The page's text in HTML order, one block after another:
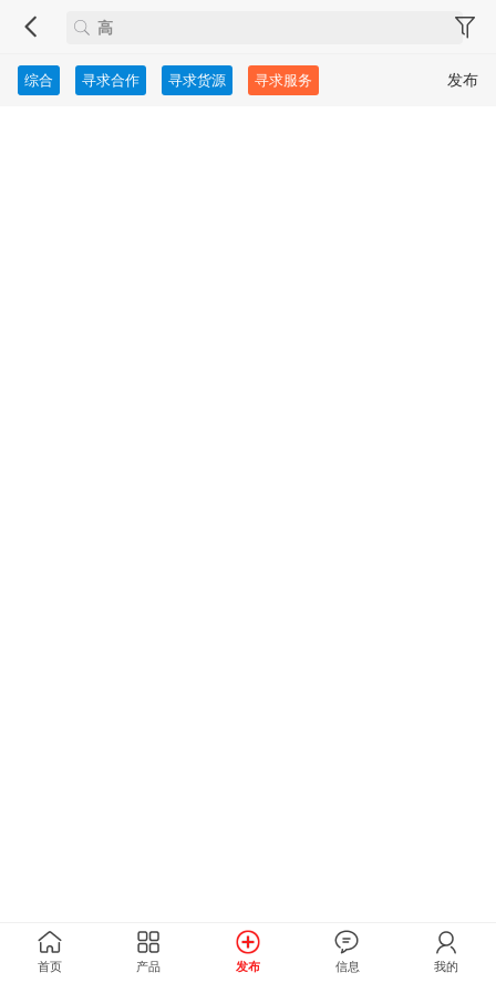
发布
综合 寻求合作 寻求货源 寻求服务
首页 产品 发布 信息 我的